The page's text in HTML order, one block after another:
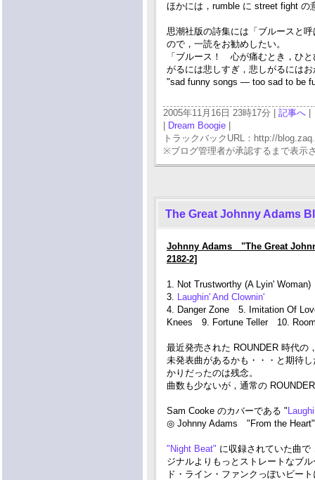
ほかには，rumble に street fight の
思潮社版の詩集には「ブルースと
ので，一読をお勧めしたい。
「ブルース！ 心が痛むとき，ひ
がるには悲しすぎ，悲しがるには
"sad funny songs — too sad to be
2005年11月16日 23時17分 | 記事へ
Dream Boogie
トラックバックURL：http://
※ブログ管理者が承認するまで表示
The Great Johnny Adams
Johnny Adams "The Great
2182-2]
1. Not Trustworthy (A Lyin'
3. Laughin' And Clownin'
4. Danger Zone 5. Imitation Of
Knees 9. Fortune Teller 10.
最近発売された ROUNDER 時代の
未発表曲があるかも・・・と期待
かりだったのは残念。
曲数も少ないが，通常の
Sam Cooke のカバーである "
◎ Johnny Adams "From the
"Night Beat" に収録されていた曲
ジナルよりもっとストレートなブ
ド・ライン・ファンクっぽいビー